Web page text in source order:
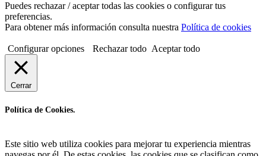
Puedes rechazar / aceptar todas las cookies o configurar tus
preferencias.
Para obtener más información consulta nuestra Política de cookies
Configurar opciones Rechazar todo Aceptar todo
Cerrar
Política de Cookies.
Este sitio web utiliza cookies para mejorar tu experiencia mientras